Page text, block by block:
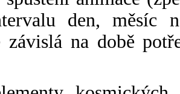
den, měsíc
závislá na době